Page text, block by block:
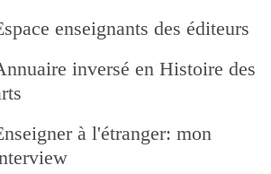
enseignants des éditeurs
inversé en Histoire des
à l'étranger: mon